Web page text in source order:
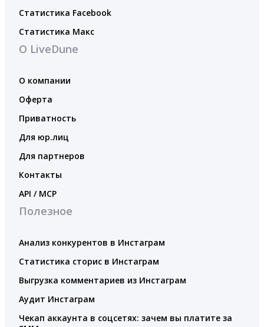
Статистика Facebook
Статистика Макс
О LiveDune
О компании
Оферта
Приватность
Для юр.лиц
Для партнеров
Контакты
API / MCP
Полезное
Анализ конкурентов в Инстаграм
Статистика сторис в Инстаграм
Выгрузка комментариев из Инстаграм
Аудит Инстаграм
Чекап аккаунта в соцсетях: зачем вы платите за